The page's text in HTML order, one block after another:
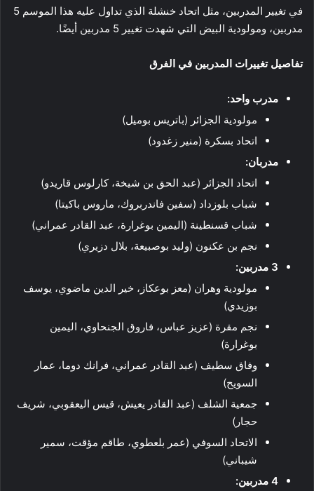
في تغيير المدربين، مثل اتحاد خنشلة الذي تداول عليه هذا الموسم 5
مدربين، ومولودية البيض التي شهدت تغيير 5 مدربين أيضًا.
تفاصيل تغييرات المدربين في الفرق
مدرب واحد:
مولودية الجزائر (باتريس بوميل)
اتحاد بسكرة (منير زغدود)
مدربان:
اتحاد الجزائر (عبد الحق بن شيخة، كارلوس قاريدو)
شباب بلوزداد (سفين فاندربروك، ماروس باكيتا)
شباب قسنطينة (اليمين بوغرارة، عبد القادر عمراني)
نجم بن عكنون (وليد بوصبيعة، بلال دزيري)
3 مدربين:
مولودية وهران (معز بوعكاز، خير الدين ماضوي، يوسف
بوزيدي)
نجم مقرة (عزيز عباس، فاروق الجنحاوي، اليمين
بوغرارة)
وفاق سطيف (عبد القادر عمراني، فرانك دوما، عمار
السويح)
جمعية الشلف (عبد القادر يعيش، قيس اليعقوبي، شريف
حجار)
الاتحاد السوفي (عمر بلعطوي، طاقم مؤقت، سمير
شيباني)
4 مدربين: